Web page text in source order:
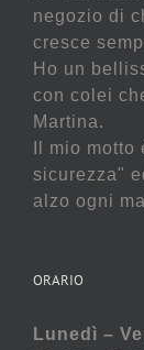
negozio di
cresce
Ho un
con colei
Martina.
Il mio
sicurezza"
alzo ogni
ORARIO
Lunedì –